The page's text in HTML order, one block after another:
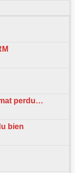
perdu…
bien